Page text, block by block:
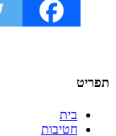
תפריט
בית
חטיבות